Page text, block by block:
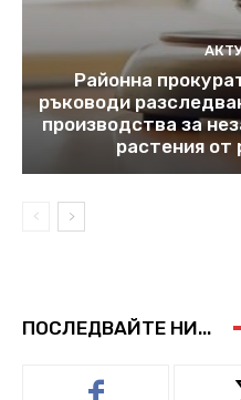
Районна
ръководи
производства за
растения от
ПОСЛЕДВАЙТЕ НИ...